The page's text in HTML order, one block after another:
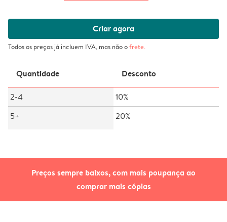
Preços sempre baixos, com mais poupança ao
comprar mais cópias
Criar agora
Todos os preços já incluem IVA, mas não ofrete.
Quantidade Desconto
2-4
10%
5+
20%